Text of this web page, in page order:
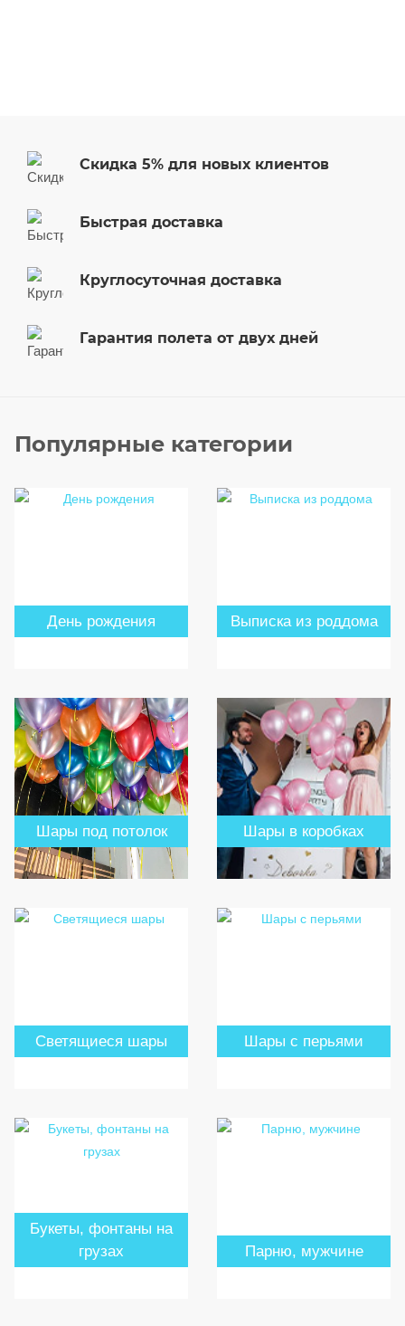
Скидка 5% для новых клиентов
Быстрая доставка
Круглосуточная доставка
Гарантия полета от двух дней
Популярные категории
День рождения Выписка из роддома
Шары под потолок Шары в коробках
Светящиеся шары Шары с перьями
Букеты, фонтаны на
грузах
Парню, мужчине